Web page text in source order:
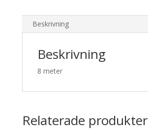
Beskrivning
Beskrivning
8 meter
Relaterade produkter